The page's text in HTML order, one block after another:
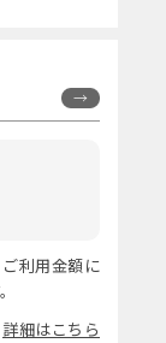
利用金額に
詳細はこちら